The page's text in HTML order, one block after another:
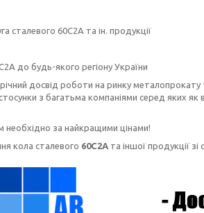
сталевого 60С2А та ін. продукції
до будь-якого регіону України
досвід роботи на ринку
з багатьма компаніями серед яких як
за найкращими цінами!
кола сталевого 60С2Ата іншої продукції